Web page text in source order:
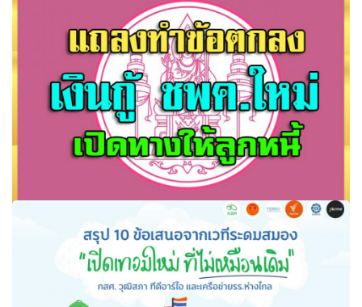
ธ.ออมสิน แถลงทำข้อตกลงเงินกู้ ชพค.ใหม่ เปิดทางให้ลูกหนี้
NPL ปรับโครงสร้างหนี้